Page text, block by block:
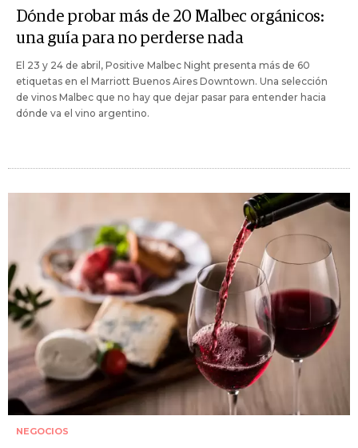
Dónde probar más de 20 Malbec orgánicos:
una guía para no perderse nada
El 23 y 24 de abril, Positive Malbec Night presenta más de 60
etiquetas en el Marriott Buenos Aires Downtown. Una selección
de vinos Malbec que no hay que dejar pasar para entender hacia
dónde va el vino argentino.
NEGOCIOS